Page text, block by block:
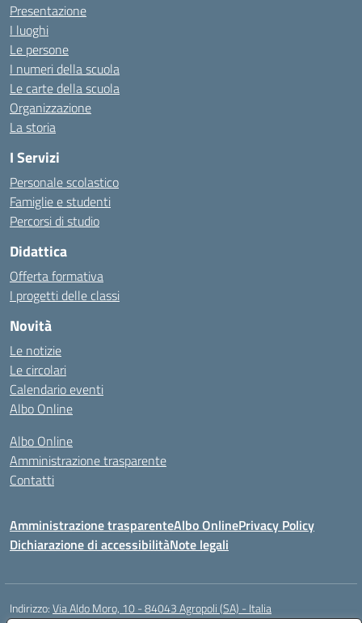
Presentazione
I luoghi
Le persone
I numeri della scuola
Le carte della scuola
Organizzazione
La storia
I Servizi
Personale scolastico
Famiglie e studenti
Percorsi di studio
Didattica
Offerta formativa
I progetti delle classi
Novità
Le notizie
Le circolari
Calendario eventi
Albo Online
Albo Online
Amministrazione trasparente
Contatti
Amministrazione trasparenteAlbo OnlinePrivacy Policy
Dichiarazione di accessibilitàNote legali
Indirizzo:Via Aldo Moro, 10 - 84043 Agropoli (SA) - Italia